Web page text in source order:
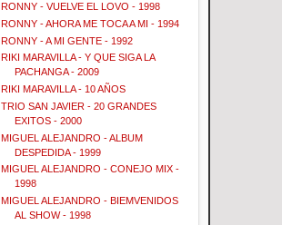
RONNY - VUELVE EL LOVO - 1998
RONNY - AHORA ME TOCA A MI - 1994
RONNY - A MI GENTE - 1992
RIKI MARAVILLA - Y QUE SIGA LA
PACHANGA - 2009
RIKI MARAVILLA - 10 AÑOS
TRIO SAN JAVIER - 20 GRANDES
EXITOS - 2000
MIGUEL ALEJANDRO - ALBUM
DESPEDIDA - 1999
MIGUEL ALEJANDRO - CONEJO MIX -
1998
MIGUEL ALEJANDRO - BIEMVENIDOS
AL SHOW - 1998